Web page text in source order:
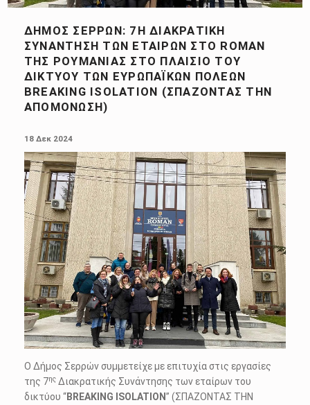
ΔΉΜΟΣ ΣΕΡΡΏΝ: 7Η ΔΙΑΚΡΑΤΙΚΉ
ΣΥΝΆΝΤΗΣΗ ΤΩΝ ΕΤΑΊΡΩΝ ΣΤΟ ROMAN
ΤΗΣ ΡΟΥΜΑΝΊΑΣ ΣΤΟ ΠΛΑΊΣΙΟ ΤΟΥ
ΔΙΚΤΎΟΥ ΤΩΝ ΕΥΡΩΠΑΪΚΏΝ ΠΌΛΕΩΝ
BREAKING ISOLATION (ΣΠΆΖΟΝΤΑΣ ΤΗΝ
ΑΠΟΜΌΝΩΣΗ)
18 Δεκ 2024
Ο Δήμος Σερρών συμμετείχε με επιτυχία στις εργασίες
της 7ηςΔιακρατικής Συνάντησης των εταίρων του
δικτύου “BREAKING ISOLATION” (ΣΠΑΖΟΝΤΑΣ ΤΗΝ